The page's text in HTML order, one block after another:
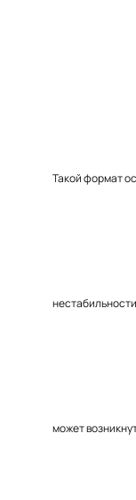
Такой формат
может